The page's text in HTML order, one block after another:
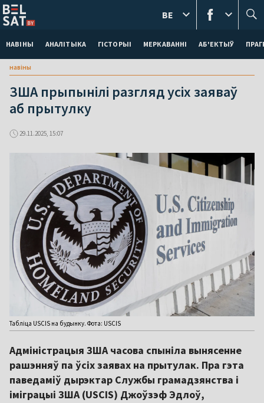
НАВІНЫ АНАЛІТЫКА ГІСТОРЫІ МЕРКАВАННI АБ'ЕКТЫЎ
BE
навіны
ЗША прыпынілі разгляд усіх заяваў
аб прытулку
29.11.2025, 15:07
Табліца USCIS на будынку. Фота: USCIS
Адміністрацыя ЗША часова спыніла вынясенне
рашэнняў па ўсіх заявах на прытулак. Пра гэта
паведаміў дырэктар Службы грамадзянства і
іміграцыі ЗША (USCIS) Джоўзэф Эдлоў,